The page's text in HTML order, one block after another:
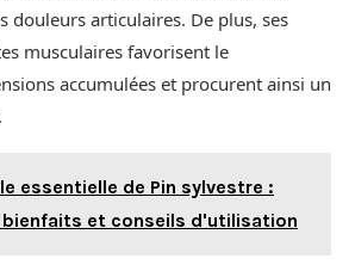
douleurs articulaires. De plus, ses
musculaires favorisent le
accumulées et procurent ainsi un
essentielle de Pin sylvestre :
bienfaits et conseils d'utilisation